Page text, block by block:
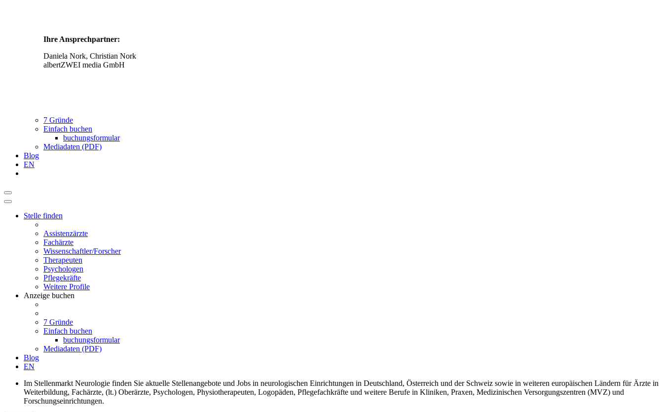
Ihre Ansprechpartner:
Daniela Nork, Christian Nork
albertZWEI media GmbH
7 Gründe
Einfach buchen
buchungsformular
Mediadaten (PDF)
Blog
EN
Stelle finden
Assistenzärzte
Fachärzte
Wissenschaftler/Forscher
Therapeuten
Psychologen
Pflegekräfte
Weitere Profile
Anzeige buchen
7 Gründe
Einfach buchen
buchungsformular
Mediadaten (PDF)
Blog
EN
Im Stellenmarkt Neurologie finden Sie aktuelle Stellenangebote und Jobs in neurologischen Einrichtungen in Deutschland, Österreich und der Schweiz sowie in weiteren europäischen Ländern für Ärzte in
Weiterbildung, Fachärzte, (lt.) Oberärzte, Psychologen, Physiotherapeuten, Logopäden, Pflegefachkräfte und weitere Berufe in Kliniken, Praxen, Medizinischen Versorgungszentren (MVZ) und
Forschungseinrichtungen.